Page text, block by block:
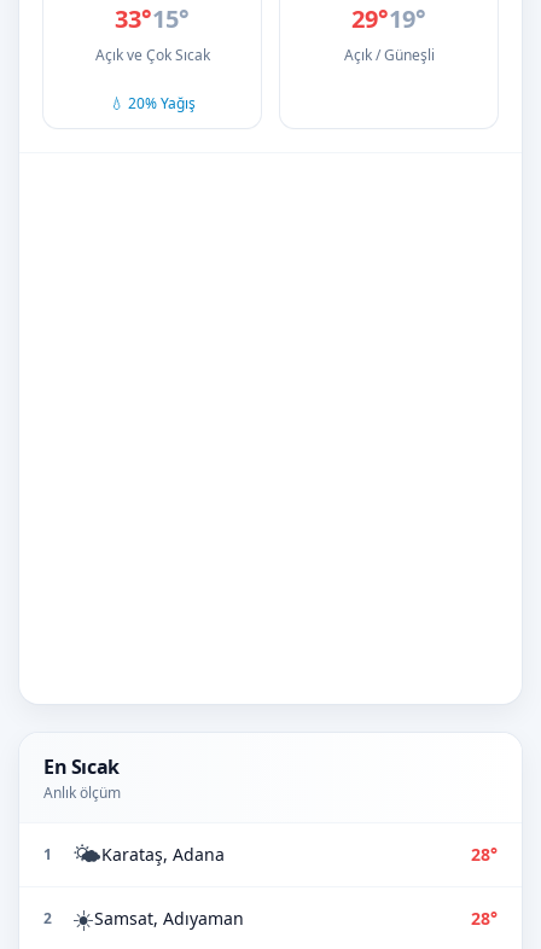
33°15°
Açık ve Çok Sıcak
💧 20% Yağış
29°19°
Açık / Güneşli
En Sıcak
Anlık ölçüm
1 🌤️Karataş, Adana 28°
2 ☀️Samsat, Adıyaman 28°